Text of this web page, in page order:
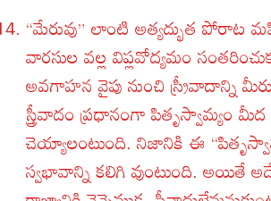
“మేరువు” లాంటి అత్యద్భుత పోరాట
వారసుల వల్ల విప్లవోద్యమం
అవగాహన వైపు నుంచి స్ర్రీవాదాన్ని
స్త్రీవాదం ప్రధానంగా పితృస్వామ్యం
చెయ్యాలంటుంది. నిజానికి ఈ
స్వభావాన్ని కలిగి వుంటుంది. అయితే